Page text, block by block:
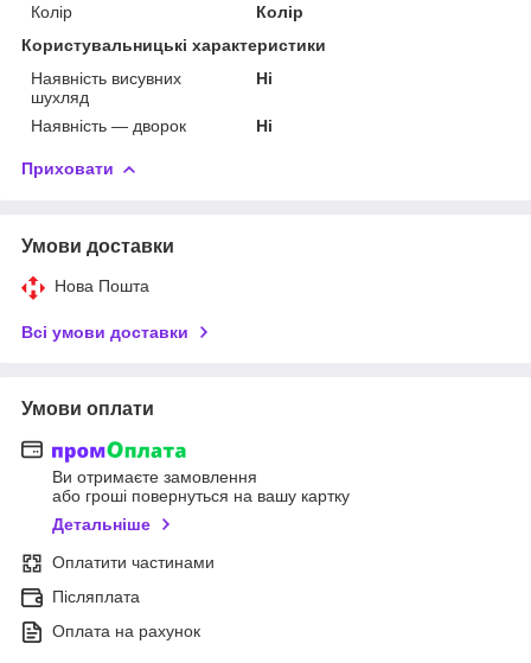
Колір
Колір
Користувальницькі характеристики
Наявність висувних
шухляд
Ні
Наявність — дворок Ні
Приховати
Умови доставки
Нова Пошта
Всі умови доставки
Умови оплати
Ви отримаєте замовлення
або гроші повернуться на вашу картку
Детальніше
Оплатити частинами
Післяплата
Оплата на рахунок